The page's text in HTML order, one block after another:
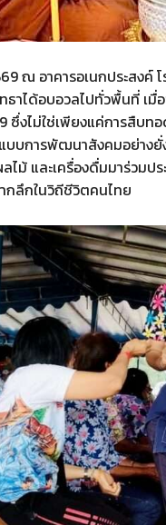
ณ อาคารอเนกประสง
ธาได้อบอวลไปทั่วพื้นที่ เ
ซึ่งไม่ใช่เพียงแค่การสืบ
บบการพัฒนาสังคมอย่างยั่
ไม้ และเครื่องดื่มมาร่ว
ลึกในวิถีชีวิตคนไทย